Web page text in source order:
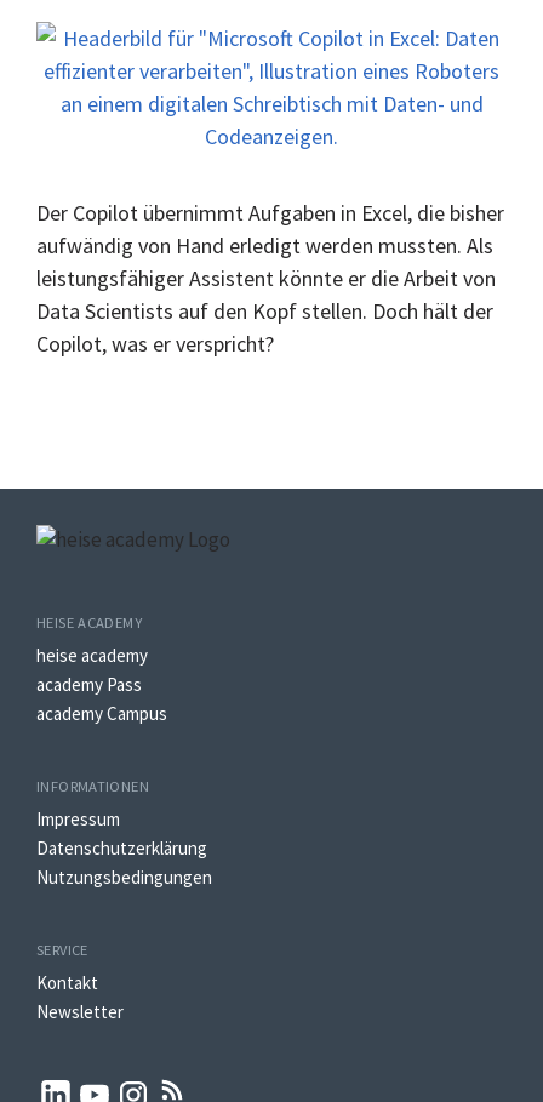
Der Copilot übernimmt Aufgaben in Excel, die bisher
aufwändig von Hand erledigt werden mussten. Als
leistungsfähiger Assistent könnte er die Arbeit von
Data Scientists auf den Kopf stellen. Doch hält der
Copilot, was er verspricht?
HEISE ACADEMY
heise academy
academy Pass
academy Campus
INFORMATIONEN
Impressum
Datenschutzerklärung
Nutzungsbedingungen
SERVICE
Kontakt
Newsletter